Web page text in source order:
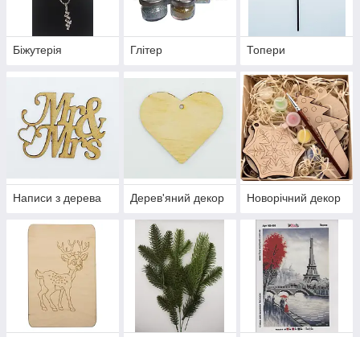
Біжутерія Глітер Топери
Написи з дерева Дерев'яний декор Новорічний декор